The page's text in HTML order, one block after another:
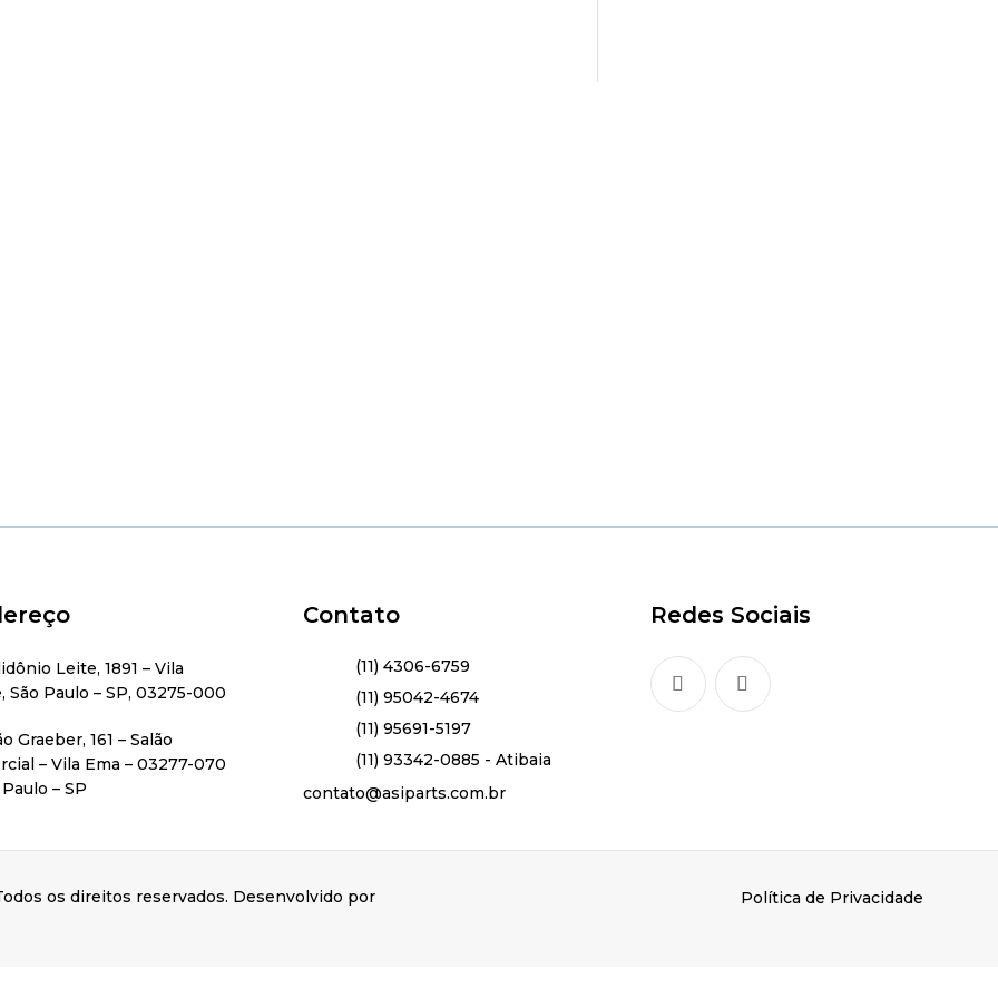
Leite, 1891 – Vila
São Paulo – SP, 03275-000
Graeber, 161 – Salão
– Vila Ema – 03277-070
– SP
Contato
(11) 4306-6759
(11) 95042-4674
(11) 95691-5197
(11) 93342-0885 - Atibaia
contato@asiparts.com.br
Redes Sociais
os direitos reservados. Desenvolvido por Política de Privacidade